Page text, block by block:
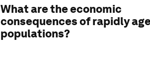
What are the economic
consequences of rapidly
populations?